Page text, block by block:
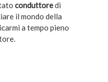
conduttoredi
il mondo della
a tempo pieno